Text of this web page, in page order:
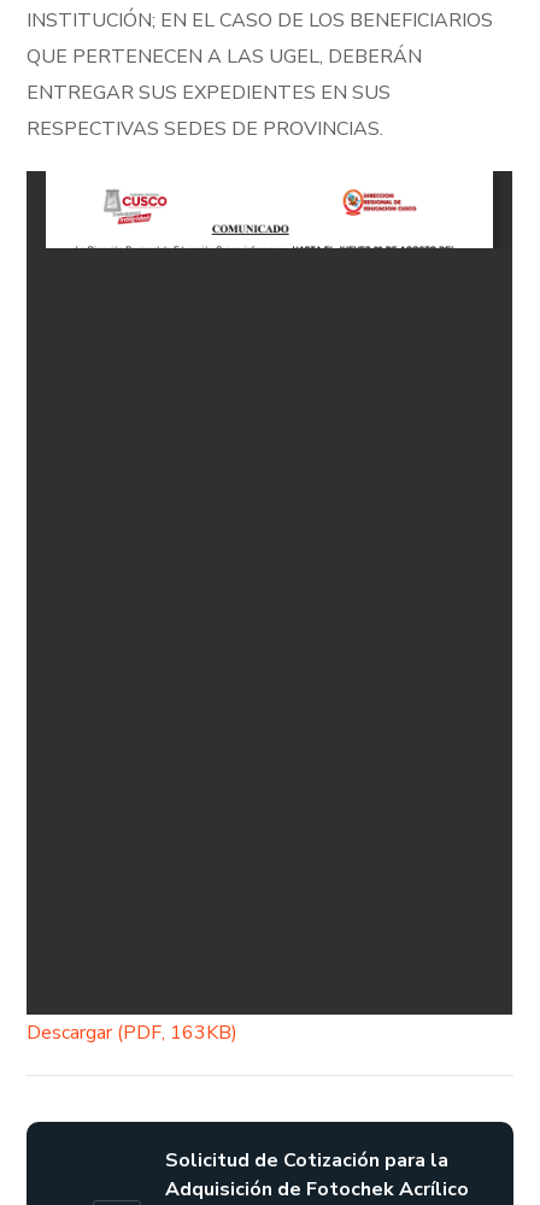
INSTITUCIÓN; EN EL CASO DE LOS BENEFICIARIOS
QUE PERTENECEN A LAS UGEL, DEBERÁN
ENTREGAR SUS EXPEDIENTES EN SUS
RESPECTIVAS SEDES DE PROVINCIAS.
Descargar (PDF, 163KB)
Solicitud de Cotización para la
Adquisición de Fotochek Acrílico